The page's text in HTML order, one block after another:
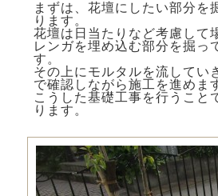
まずは、花壇にしたい部分を
ります。
花壇は日当たりなど考慮して
レンガを埋め込む部分を掘っ
す。
その上にモルタルを流してい
で確認しながら施工を進めま
こうした基礎工事を行うこと
ります。